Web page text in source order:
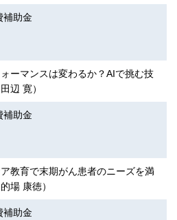
補助金
ーマンスは変わるか？AIで挑む技
辺 寛）
補助金
教育で末期がん患者のニーズを満
場 康徳）
補助金